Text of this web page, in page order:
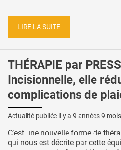
LIRE LA SUITE
THÉRAPIE par
Incisionnelle, elle
complications de
Actualité publiée il y a 9 années 9 mois
C’est une nouvelle forme de
qui nous est décrite par cette